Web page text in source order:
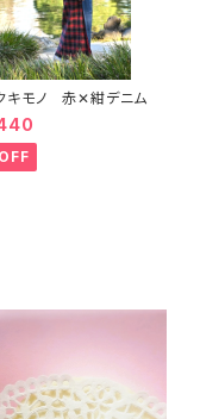
キモノ 赤✕紺デニム